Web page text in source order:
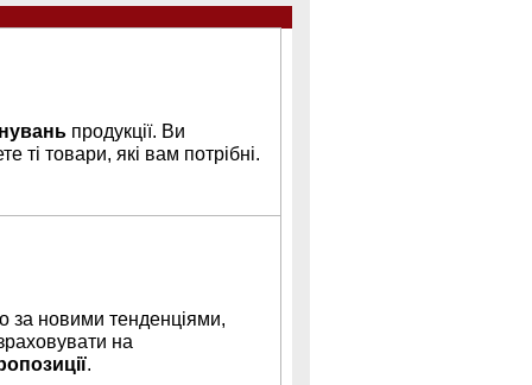
продукції. Ви
ті товари, які вам потрібні.
новими тенденціями,
на
.